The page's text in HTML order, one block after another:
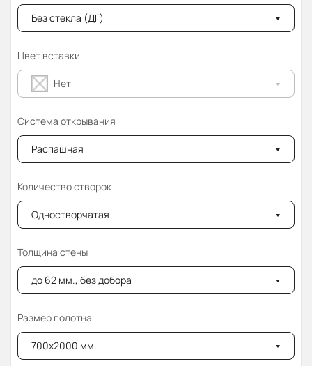
Без стекла (ДГ)
Цвет вставки
Нет
Система открывания
Распашная
Количество створок
Одностворчатая
Толщина стены
до 62 мм., без добора
Размер полотна
700x2000 мм.